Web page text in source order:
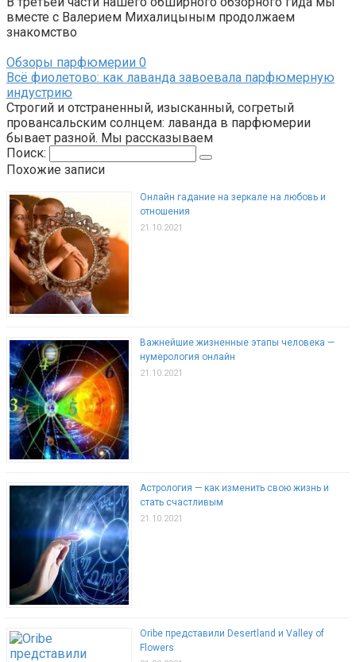
вместе с Валерием Михалицыным продолжаем
знакомство
Обзоры парфюмерии 0
Всё фиолетово: как лаванда завоевала парфюмерную
индустрию
Строгий и отстраненный, изысканный, согретый
провансальским солнцем: лаванда в парфюмерии
бывает разной. Мы рассказываем
Поиск:
Похожие записи
Онлайн гадание на зеркале на любовь и
отношения
21.10.2021
Важнейшие жизненные этапы человека —
нумерология онлайн
21.10.2021
Астрология — как изменить свою жизнь и
стать счастливым
21.10.2021
Oribe представили Desertland и Valley of
Flowers